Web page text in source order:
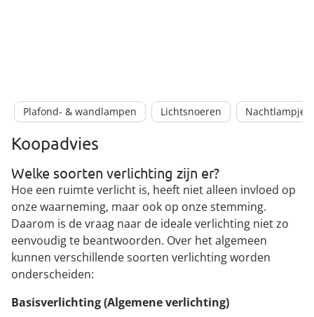
Plafond- & wandlampen Lichtsnoeren Nachtlampjes
Koopadvies
Welke soorten verlichting zijn er?
Hoe een ruimte verlicht is, heeft niet alleen invloed op
onze waarneming, maar ook op onze stemming.
Daarom is de vraag naar de ideale verlichting niet zo
eenvoudig te beantwoorden. Over het algemeen
kunnen verschillende soorten verlichting worden
onderscheiden:
Basisverlichting (Algemene verlichting)